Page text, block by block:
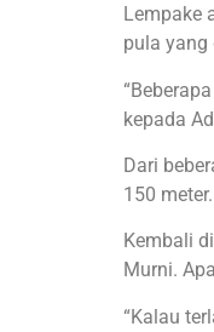
Lempake
pula yang
kepada
Dari
150
Kembali
Murni.
“Kalau